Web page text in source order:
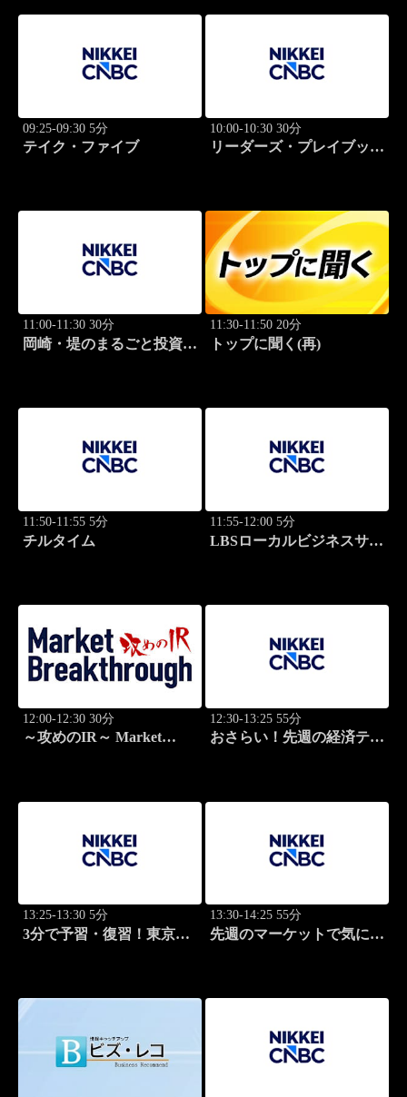
09:25-09:30 5分
テイク・ファイブ
10:00-10:30 30分
リーダーズ・プレイブック
11:00-11:30 30分
岡崎・堤のまるごと投資道
11:30-11:50 20分
トップに聞く(再)
11:50-11:55 5分
チルタイム
11:55-12:00 5分
LBSローカルビジネスサテ
12:00-12:30 30分
～攻めのIR～ Market
12:30-13:25 55分
おさらい！先週の経済テー
13:25-13:30 5分
3分で予習・復習！東京市
13:30-14:25 55分
先週のマーケットで気にな